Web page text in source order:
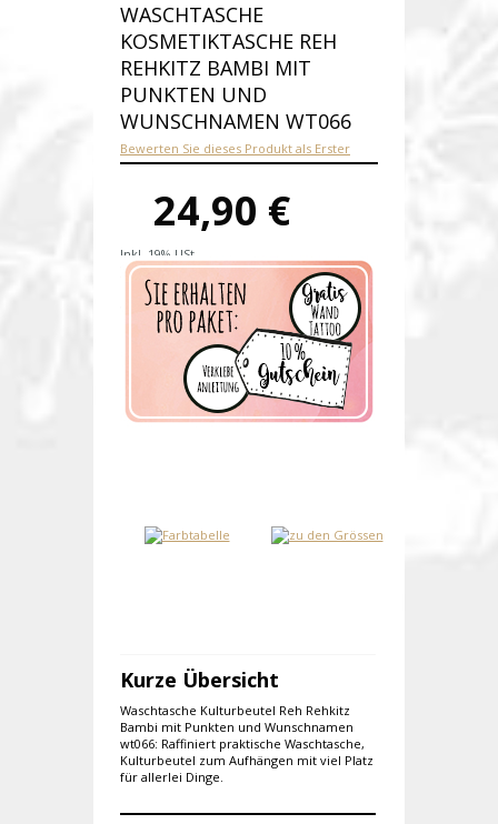
WASCHTASCHE
KOSMETIKTASCHE REH
REHKITZ BAMBI MIT
PUNKTEN UND
WUNSCHNAMEN WT066
Bewerten Sie dieses Produkt als Erster
24,90 €
Inkl. 19% USt.
Versandkosten
Produktnummer:wt066-E
Verfügbarkeit:Auf Lager
Lieferzeit: 1-2 Werktage
Kurze Übersicht
Waschtasche Kulturbeutel Reh Rehkitz
Bambi mit Punkten und Wunschnamen
wt066: Raffiniert praktische Waschtasche,
Kulturbeutel zum Aufhängen mit viel Platz
für allerlei Dinge.